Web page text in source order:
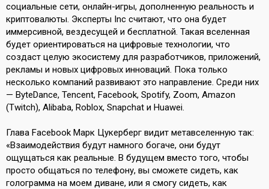
социальные сети, онлайн-игры, дополненную реальность и
криптовалюты. Эксперты Inc считают, что она будет
иммерсивной, вездесущей и бесплатной. Такая вселенная
будет ориентироваться на цифровые технологии, что
создаст целую экосистему для разработчиков, приложений,
рекламы и новых цифровых инноваций. Пока только
несколько компаний развивают это направление. Среди них
— ByteDance, Tencent, Facebook, Spotify, Zoom, Amazon
(Twitch), Alibaba, Roblox, Snapchat и Huawei.
Глава Facebook Марк Цукерберг видит метавселенную так:
«Взаимодействия будут намного богаче, они будут
ощущаться как реальные. В будущем вместо того, чтобы
просто общаться по телефону, вы сможете сидеть, как
голограмма на моем диване, или я смогу сидеть, как